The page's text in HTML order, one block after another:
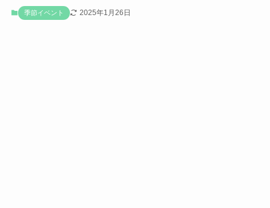
季節イベント 2025年1月26日